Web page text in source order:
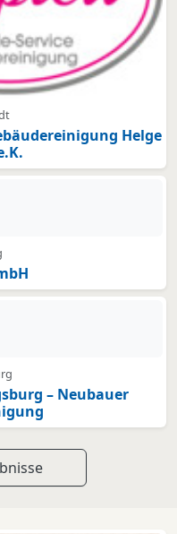
Helge
Bild oder Logo hinterlegt
Bild oder Logo hinterlegt
– Neubauer